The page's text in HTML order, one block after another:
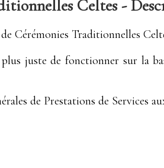
Celtes -
Cérémonies Traditionnelles
juste de fonctionner sur la
de Prestations de Services